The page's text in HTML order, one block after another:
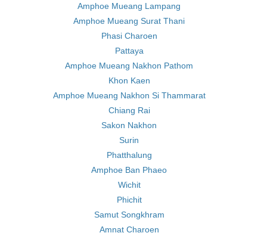
Amphoe Mueang Lampang
Amphoe Mueang Surat Thani
Phasi Charoen
Pattaya
Amphoe Mueang Nakhon Pathom
Khon Kaen
Amphoe Mueang Nakhon Si Thammarat
Chiang Rai
Sakon Nakhon
Surin
Phatthalung
Amphoe Ban Phaeo
Wichit
Phichit
Samut Songkhram
Amnat Charoen